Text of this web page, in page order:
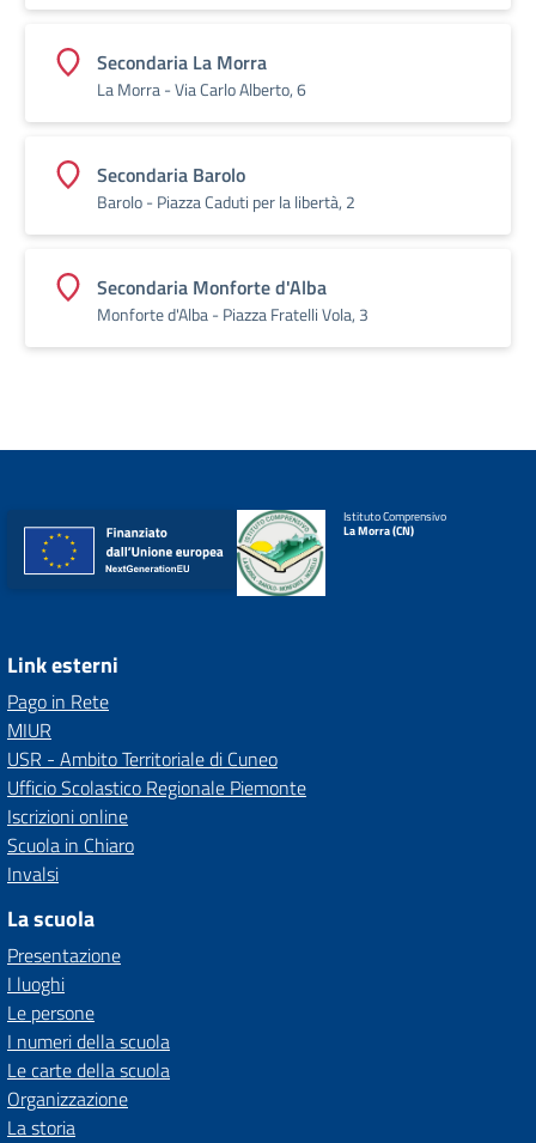
Secondaria La Morra
La Morra - Via Carlo Alberto, 6
Secondaria Barolo
Barolo - Piazza Caduti per la libertà, 2
Secondaria Monforte d'Alba
Monforte d'Alba - Piazza Fratelli Vola, 3
Istituto Comprensivo
La Morra (CN)
Link esterni
Pago in Rete
MIUR
USR - Ambito Territoriale di Cuneo
Ufficio Scolastico Regionale Piemonte
Iscrizioni online
Scuola in Chiaro
Invalsi
La scuola
Presentazione
I luoghi
Le persone
I numeri della scuola
Le carte della scuola
Organizzazione
La storia